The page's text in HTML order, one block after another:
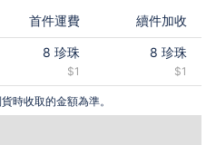
首件運費 續件加收
8 珍珠
$1
8 珍珠
$1
時收取的金額為準。